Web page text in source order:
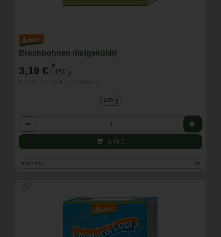
Brechbohnen (tiefgekühlt)
3,19 € *
/ 450 g
450 g
Anzahl
3,19 €